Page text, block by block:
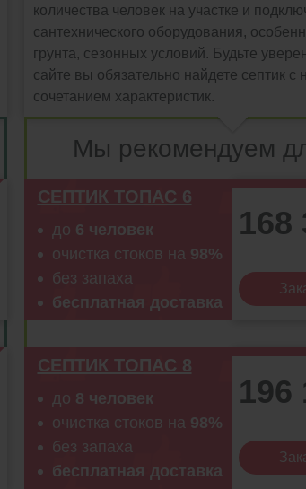
количества человек на участке и
сантехнического оборудования,
грунта, сезонных условий. Будьте
сайте вы обязательно найдете септик
сочетанием характеристик.
Мы рекомендуем
СЕПТИК ТОПАС 6
до 6 человек
очистка стоков на 98%
без запаха
бесплатная доставка
168
СЕПТИК ТОПАС 8
до 8 человек
очистка стоков на 98%
без запаха
бесплатная доставка
196